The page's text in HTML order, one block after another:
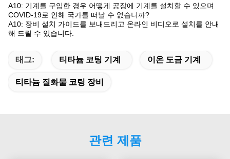
A10: 기계를 구입한 경우 어떻게 공장에 기계를 설치할 수 있으며
COVID-19로 인해 국가를 떠날 수 없습니까?
A10: 장비 설치 가이드를 보내드리고 온라인 비디오로 설치를 안내
해 드릴 수 있습니다.
태그: 티타늄 코팅 기계 이온 도금 기계
티타늄 질화물 코팅 장비
관련 제품